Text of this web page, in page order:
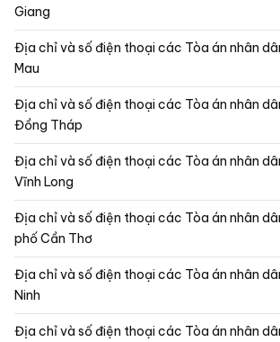
Giang
Địa chỉ và số điện thoại các Tòa án nhân
Mau
Địa chỉ và số điện thoại các Tòa án nhân
Đồng Tháp
Địa chỉ và số điện thoại các Tòa án nhân
Vĩnh Long
Địa chỉ và số điện thoại các Tòa án nhân
phố Cần Thơ
Địa chỉ và số điện thoại các Tòa án nhân
Ninh
Địa chỉ và số điện thoại các Tòa án nhân